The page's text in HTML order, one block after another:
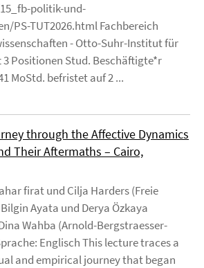
politik-und-
PS-TUT2026.html Fachbereich
- Otto-Suhr-Institut für
Positionen Stud. Beschäftigte*r
MoStd. befristet auf 2 ...
through the Affective Dynamics
Their Aftermaths – Cairo,
firat und Cilja Harders (Freie
Ayata und Derya Özkaya
Wahba (Arnold-Bergstraesser-
Englisch This lecture traces a
and empirical journey that began